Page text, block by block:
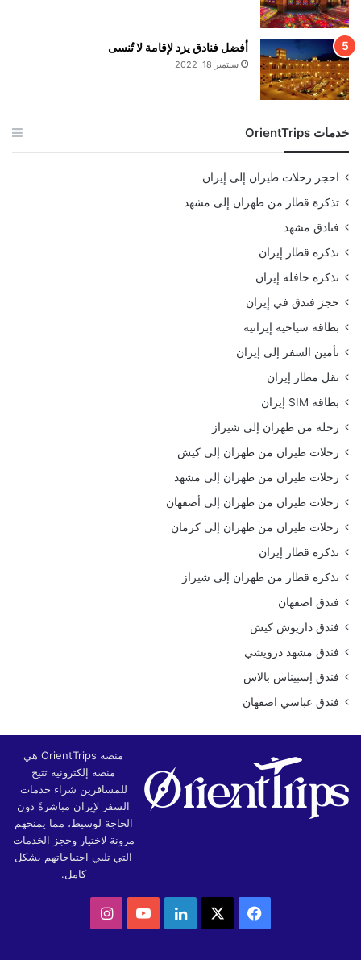
أفضل فنادق يزد لإقامة لا تُنسى
سبتمبر 18, 2022
خدمات OrientTrips
احجز رحلات طيران إلى إيران
تذكرة قطار من طهران إلى مشهد
فنادق مشهد
تذكرة قطار إيران
تذكرة حافلة إيران
حجز فندق في إيران
بطاقة سياحية إيرانية
تأمين السفر إلى إيران
نقل مطار إيران
بطاقة SIM إيران
رحلة من طهران إلى شيراز
رحلات طيران من طهران إلى كيش
رحلات طيران من طهران إلى مشهد
رحلات طيران من طهران إلى أصفهان
رحلات طيران من طهران إلى كرمان
تذكرة قطار إيران
تذكرة قطار من طهران إلى شيراز
فندق اصفهان
فندق داريوش كيش
فندق مشهد درويشي
فندق إسبيناس بالاس
فندق عباسي اصفهان
منصة OrientTrips هي
منصة إلكترونية تتيح
للمسافرين شراء خدمات
السفر لإيران مباشرةً دون
الحاجة لوسيط، مما يمنحهم
مرونة لاختيار وحجز الخدمات
التي تلبي احتياجاتهم بشكل
كامل.
فيسبوك لينكدإن‫YouTubeانستقرام